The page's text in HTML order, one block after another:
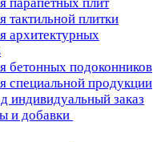
плитки
архитектурных
бетонных подоконников
специальной продукции
индивидуальный заказ
и добавки